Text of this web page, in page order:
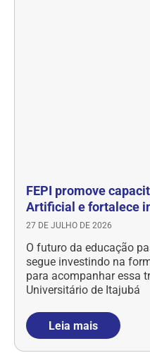
FEPI promove
Artificial e fortalece
27 DE JULHO DE 2026
O futuro da educação
segue investindo na
para acompanhar essa
Universitário de Itajubá
Leia mais